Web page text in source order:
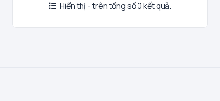
Hiển thị - trên tổng số 0 kết quả.